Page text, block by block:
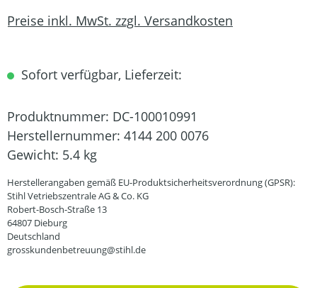
Preise inkl. MwSt. zzgl. Versandkosten
Sofort verfügbar, Lieferzeit:
Produktnummer: DC-100010991
Herstellernummer: 4144 200 0076
Gewicht: 5.4 kg
Herstellerangaben gemäß EU-Produktsicherheitsverordnung (GPSR):
Stihl Vetriebszentrale AG & Co. KG
Robert-Bosch-Straße 13
64807 Dieburg
Deutschland
grosskundenbetreuung@stihl.de